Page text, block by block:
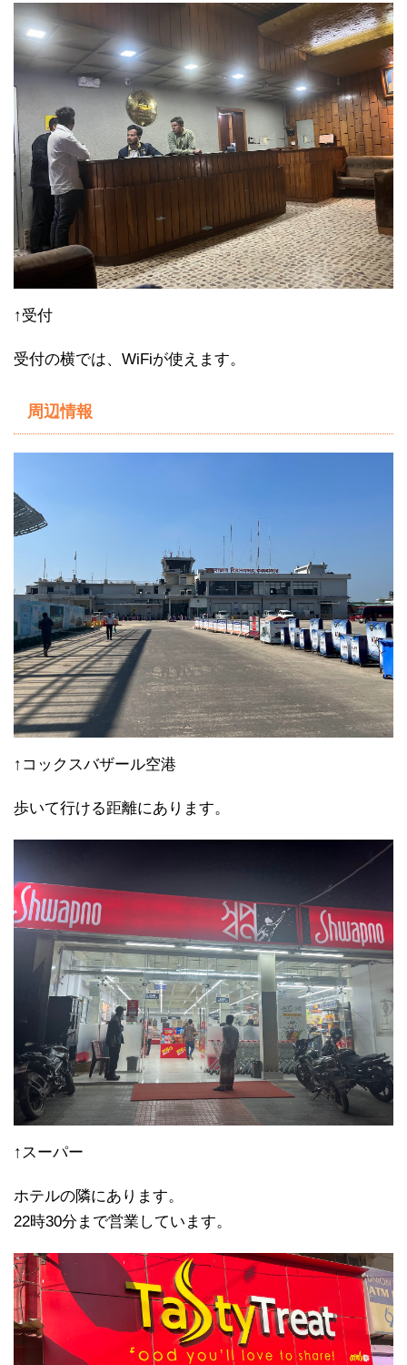
↑受付
受付の横では、WiFiが使えます。
周辺情報
↑コックスバザール空港
歩いて行ける距離にあります。
↑スーパー
ホテルの隣にあります。
22時30分まで営業しています。